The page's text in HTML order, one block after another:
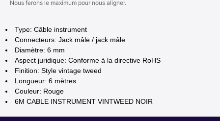
Nous ferons le maximum pour nous aligner.
Type: Câble instrument
Connecteurs: Jack mâle / jack mâle
Diamètre: 6 mm
Aspect juridique: Conforme à la directive RoHS
Finition: Style vintage tweed
Longueur: 6 mètres
Couleur: Rouge
6M CABLE INSTRUMENT VINTWEED NOIR